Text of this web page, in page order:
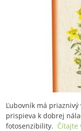
Ľubovník má
prispieva k dobrej
fotosenzibility. Čítajte